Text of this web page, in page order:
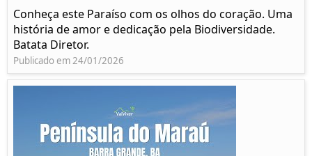
Conheça este Paraíso com os olhos do coração. Uma
história de amor e dedicação pela Biodiversidade.
Batata Diretor.
Publicado em 24/01/2026